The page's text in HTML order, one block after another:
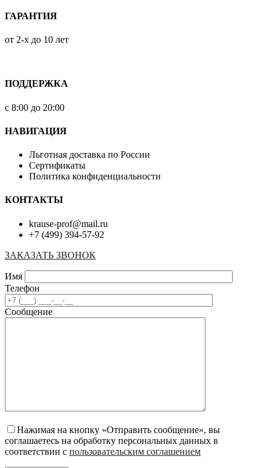
ГАРАНТИЯ
от 2-х до 10 лет
ПОДДЕРЖКА
с 8:00 до 20:00
НАВИГАЦИЯ
Льготная доставка по России
Сертификаты
Политика конфиденциальности
КОНТАКТЫ
krause-prof@mail.ru
+7 (499) 394-57-92
ЗАКАЗАТЬ ЗВОНОК
Имя
Телефон
Сообщение
Нажимая на кнопку «Отправить сообщение», вы
соглашаетесь на обработку персональных данных в
соответствии с пользовательским соглашением